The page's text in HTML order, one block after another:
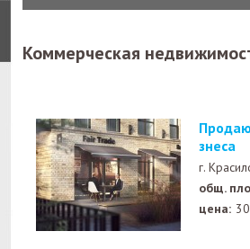
Коммерческая
Продаются коммерческие помещения для Вашего би
знеса
г.
общ.
цена: